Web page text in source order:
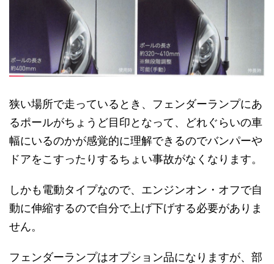
狭い場所で走っているとき、フェンダーランプにあ
るポールがちょうど目印となって、どれぐらいの車
幅にいるのかが感覚的に理解できるのでバンパーや
ドアをこすったりするちょい事故がなくなります。
しかも電動タイプなので、エンジンオン・オフで自
動に伸縮するので自分で上げ下げする必要がありま
せん。
フェンダーランプはオプション品になりますが、部